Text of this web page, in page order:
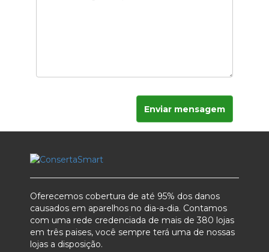
Enviar mensagem
Oferecemos cobertura de até 95% dos danos
causados em aparelhos no dia-a-dia. Contamos
com uma rede credenciada de mais de 380 lojas
em três paises, você sempre terá uma de nossas
lojas a disposição.